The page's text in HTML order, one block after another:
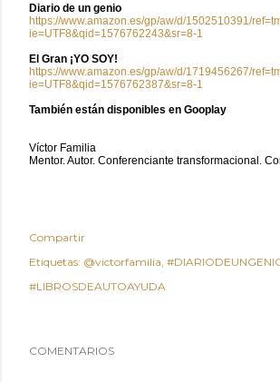
Diario de un genio
https://www.amazon.es/gp/aw/d/1502510391/
ie=UTF8&qid=1576762243&sr=8-1
El Gran ¡YO SOY!
https://www.amazon.es/gp/aw/d/1719456267/
ie=UTF8&qid=1576762387&sr=8-1
También están disponibles en Gooplay
Víctor Familia
Mentor. Autor. Conferenciante transformacional.
Compartir
Etiquetas: @victorfamilia
#LIBROSDEAUTOAYUDA
COMENTARIOS